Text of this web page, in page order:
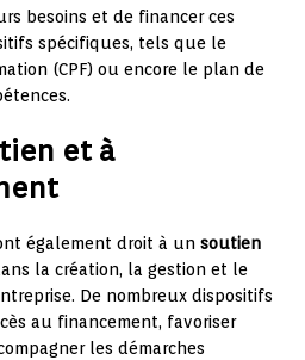
besoins et de financer ces
spécifiques, tels que le
(CPF) ou encore le plan de
et à
également droit à un soutien
la création, la gestion et le
De nombreux dispositifs
au financement, favoriser
les démarches